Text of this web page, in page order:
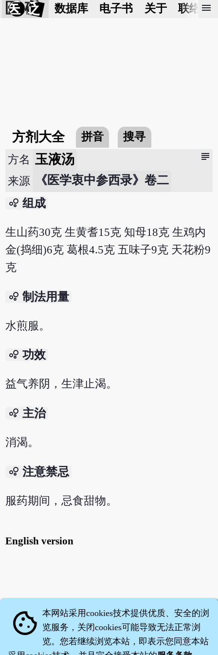
医 砭 数据库 电子书 关于 联络我
menu
方剂大全 拼音 搜寻
subject
方名 玉液汤
来源 《医学衷中参西录》卷二
bubble_chart 组成
生山药30克 生黄耆15克 知母18克 生鸡内
金(捣细)6克 葛根4.5克 五味子9克 天花粉9
克
bubble_chart 制法用量
水煎服。
bubble_chart 功效
益气养阴，生津止渴。
bubble_chart 主治
消渴。
bubble_chart 注意禁忌
服药期间，忌食甜物。
English version
cookie 本网站采用cookies技术提供优质、安全的浏
览服务，关闭cookies可能导致无法正常浏
览。您若继续浏览本站，即表示您同意本站